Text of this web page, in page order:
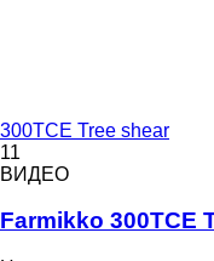
300TCE Tree shear
11
ВИДЕО
Farmikko 300TCE